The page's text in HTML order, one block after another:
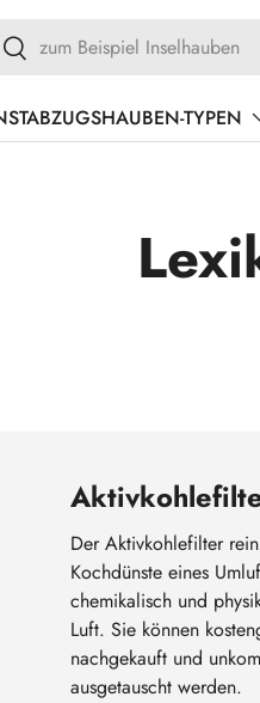
Suchen
TYPEN
Der Aktivkohlefilter
Kochdünste eines
chemikalisch und
Luft. Sie können
nachgekauft und
ausgetauscht werden.